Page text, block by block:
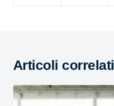
Articoli correlati